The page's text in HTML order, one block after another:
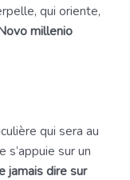
qui oriente,
millenio
qui sera au
s’appuie sur un
jamais dire sur